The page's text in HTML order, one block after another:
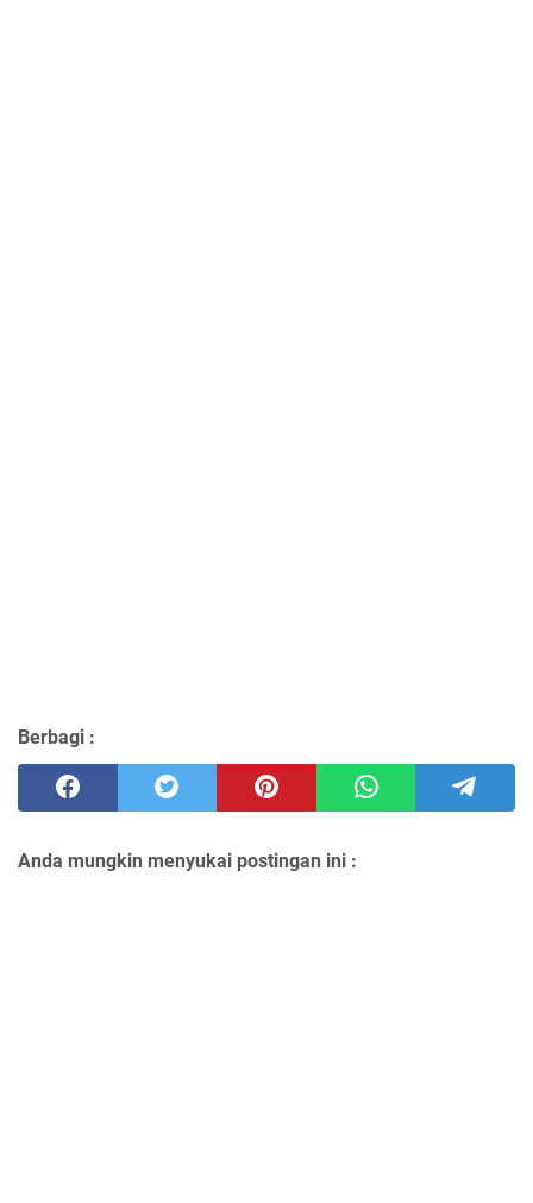
Berbagi :
Anda mungkin menyukai postingan ini :